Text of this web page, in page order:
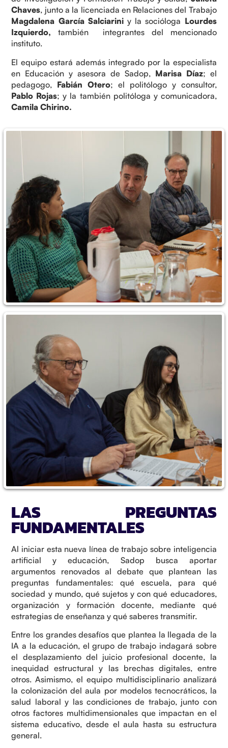
Chaves, junto a la licenciada en Relaciones del Trabajo
Magdalena García Salciarini y la socióloga Lourdes
Izquierdo,también integrantes del mencionado
instituto.
El equipo estará además integrado por la especialista
en Educación y asesora de Sadop, Marisa Díaz; el
pedagogo, Fabián Otero; el politólogo y consultor,
Pablo Rojas; y la también politóloga y comunicadora,
Camila Chirino.
LAS PREGUNTAS
FUNDAMENTALES
Al iniciar esta nueva línea de trabajo sobre inteligencia
artificial y educación, Sadop busca aportar
argumentos renovados al debate que plantean las
preguntas fundamentales: qué escuela, para qué
sociedad y mundo, qué sujetos y con qué educadores,
organización y formación docente, mediante qué
estrategias de enseñanza y qué saberes transmitir.
Entre los grandes desafíos que plantea la llegada de la
IA a la educación, el grupo de trabajo indagará sobre
el desplazamiento del juicio profesional docente, la
inequidad estructural y las brechas digitales, entre
otros. Asimismo, el equipo multidisciplinario analizará
la colonización del aula por modelos tecnocráticos, la
salud laboral y las condiciones de trabajo, junto con
otros factores multidimensionales que impactan en el
sistema educativo, desde el aula hasta su estructura
general.